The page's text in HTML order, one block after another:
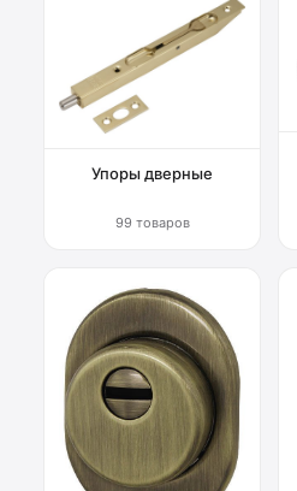
Упоры дверные
99 товаров